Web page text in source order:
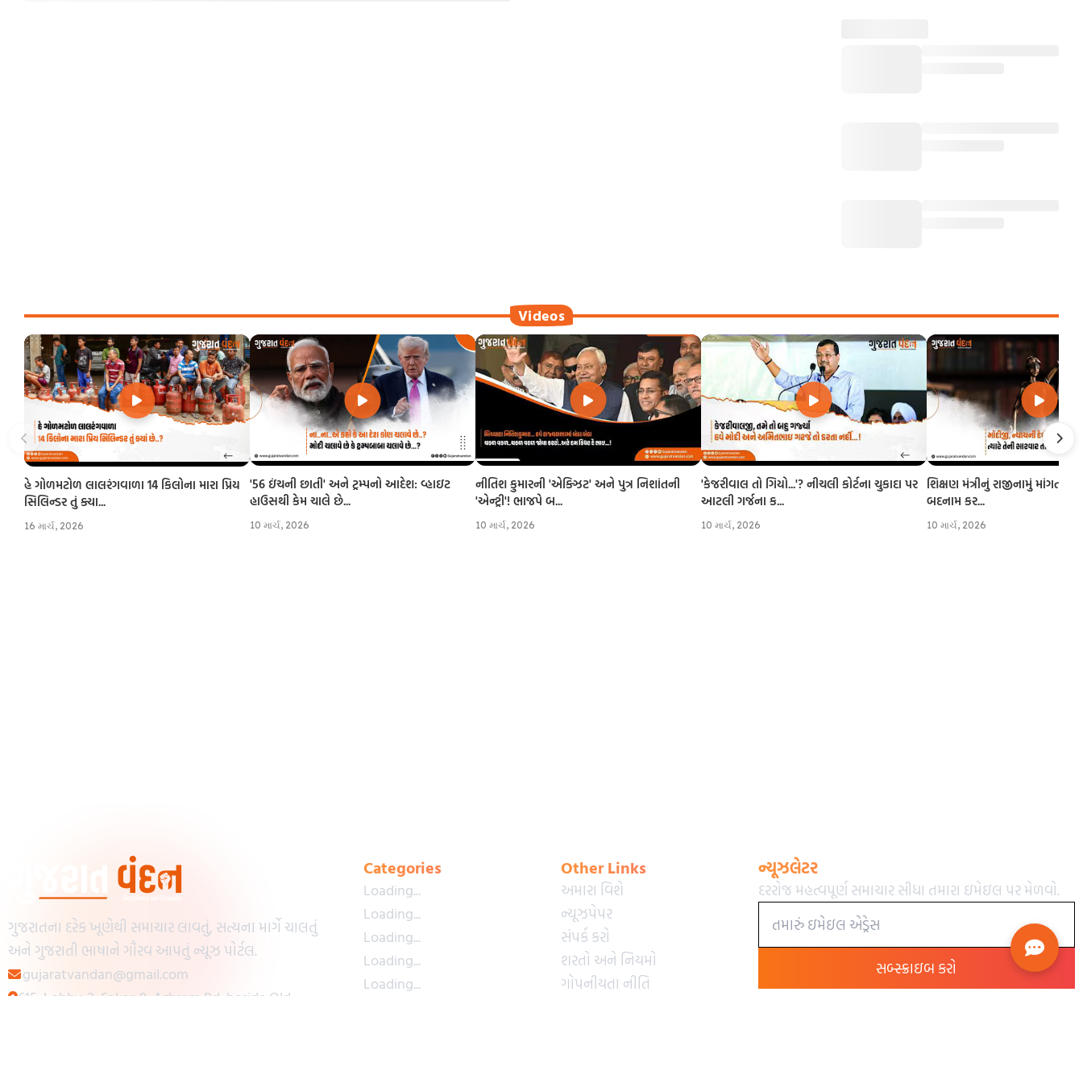
Videos
હે ગોળમટોળ લાલરંગવાળા 14 કિલોના મારા પ્રિય
સિલિન્ડર તું ક્યા...
16 માર્ચ, 2026
'56 ઇંચની છાતી' અને ટ્રમ્પનો આદેશ: વ્હાઇટ
હાઉસથી કેમ ચાલે છે...
10 માર્ચ, 2026
નીતિશ કુમારની 'એક્ઝિટ' અને પુત્ર નિશાંતની
'એન્ટ્રી'! ભાજપે બ...
10 માર્ચ, 2026
'કેજરીવાલ તો ગિયો...'? નીચલી કોર્ટના ચુકાદા પર
આટલી ગર્જના ક...
10 માર્ચ, 2026
શિક્ષણ મંત્રીનું રાજીનામું માંગતા
બદનામ કર...
10 માર્ચ, 2026
ગુજરાતના દરેક ખૂણેથી સમાચાર લાવતું, સત્યના માર્ગે ચાલતું
અને ગુજરાતી ભાષાને ગૌરવ આપતું ન્યૂઝ પોર્ટલ.
gujaratvandan@gmail.com
615, Lobby-2, Sakar-9, Ashram Rd, beside Old
Categories
Loading...
Loading...
Loading...
Loading...
Loading...
Other Links
અમારા વિશે
ન્યૂઝપેપર
સંપર્ક કરો
શરતો અને નિયમો
ગોપનીયતા નીતિ
ન્યૂઝલેટર
દરરોજ મહત્વપૂર્ણ સમાચાર સીધા તમારા ઇમેઇલ પર મેળવો.
સબ્સ્ક્રાઇબ કરો